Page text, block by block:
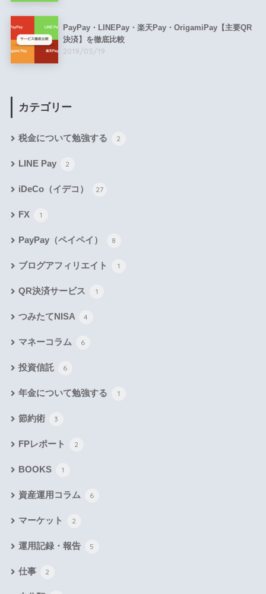
PayPay・LINEPay・楽天Pay・OrigamiPay【主要QR
決済】を徹底比較
2019/05/19
カテゴリー
税金について勉強する 2
LINE Pay 2
iDeCo（イデコ） 27
FX 1
PayPay（ペイペイ） 8
ブログアフィリエイト 1
QR決済サービス 1
つみたてNISA 4
マネーコラム 6
投資信託 6
年金について勉強する 1
節約術 3
FPレポート 2
BOOKS 1
資産運用コラム 6
マーケット 2
運用記録・報告 5
仕事 2